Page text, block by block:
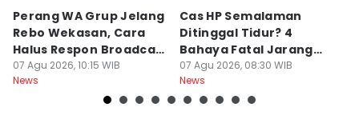
Perang WA Grup Jelang
Rebo Wekasan, Cara
Halus Respon Broadcast
Parno
07 Agu 2026, 10:15 WIB
News
Cas HP Semalaman
Ditinggal Tidur? 4
Bahaya Fatal Jarang
Disadari Pekerja Kantor
07 Agu 2026, 08:30 WIB
News